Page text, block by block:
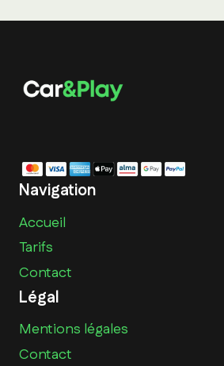
Navigation
Accueil
Tarifs
Contact
Légal
Mentions légales
Contact